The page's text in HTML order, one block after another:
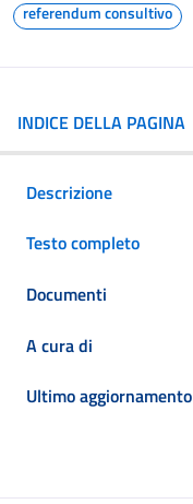
referendum consultivo
INDICE DELLA PAGINA
Descrizione
Testo completo
Documenti
A cura di
Ultimo aggiornamento